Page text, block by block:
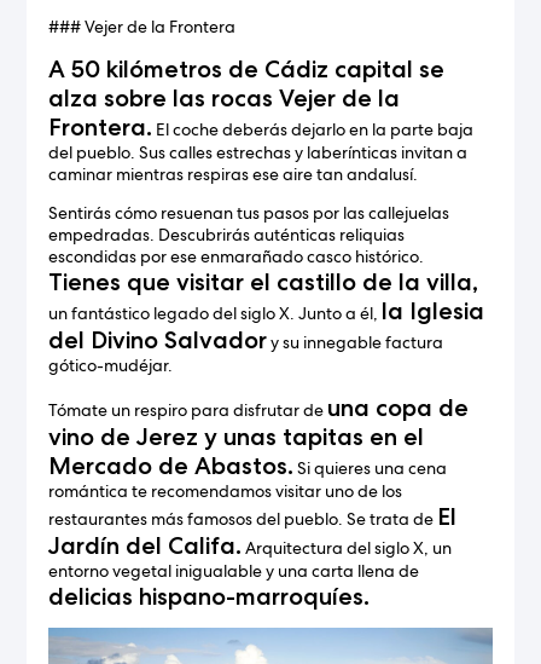
### Vejer de la Frontera
A 50 kilómetros de Cádiz capital se
alza sobre las rocas Vejer de la
Frontera. El coche deberás dejarlo en la parte baja
del pueblo. Sus calles estrechas y laberínticas invitan a
caminar mientras respiras ese aire tan andalusí.
Sentirás cómo resuenan tus pasos por las callejuelas
empedradas. Descubrirás auténticas reliquias
escondidas por ese enmarañado casco histórico.
Tienes que visitar el castillo de la villa,
un fantástico legado del siglo X. Junto a él, la Iglesia
del Divino Salvadory su innegable factura
gótico-mudéjar.
Tómate un respiro para disfrutar de una copa de
vino de Jerez y unas tapitas en el
Mercado de Abastos. Si quieres una cena
romántica te recomendamos visitar uno de los
restaurantes más famosos del pueblo. Se trata de El
Jardín del Califa. Arquitectura del siglo X, un
entorno vegetal inigualable y una carta llena de
delicias hispano-marroquíes.